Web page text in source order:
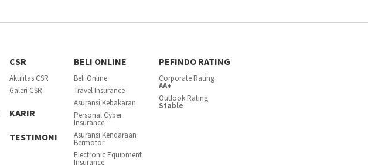
CSR
Aktifitas CSR
Galeri CSR
KARIR
TESTIMONI
BELI ONLINE
Beli Online
Travel Insurance
Asuransi Kebakaran
Personal Cyber
Insurance
Asuransi Kendaraan
Bermotor
Electronic Equipment
Insurance
PEFINDO RATING
Corporate Rating
AA+
Outlook Rating
Stable